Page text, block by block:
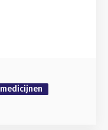
medicijnen